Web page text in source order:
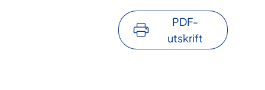
PDF-
utskrift